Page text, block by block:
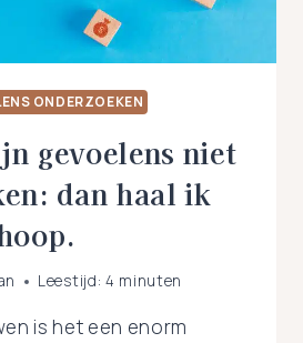
ONDERZOEKEN
gevoelens niet
dan haal ik
Leestijd: 4 minuten
is het een enorm